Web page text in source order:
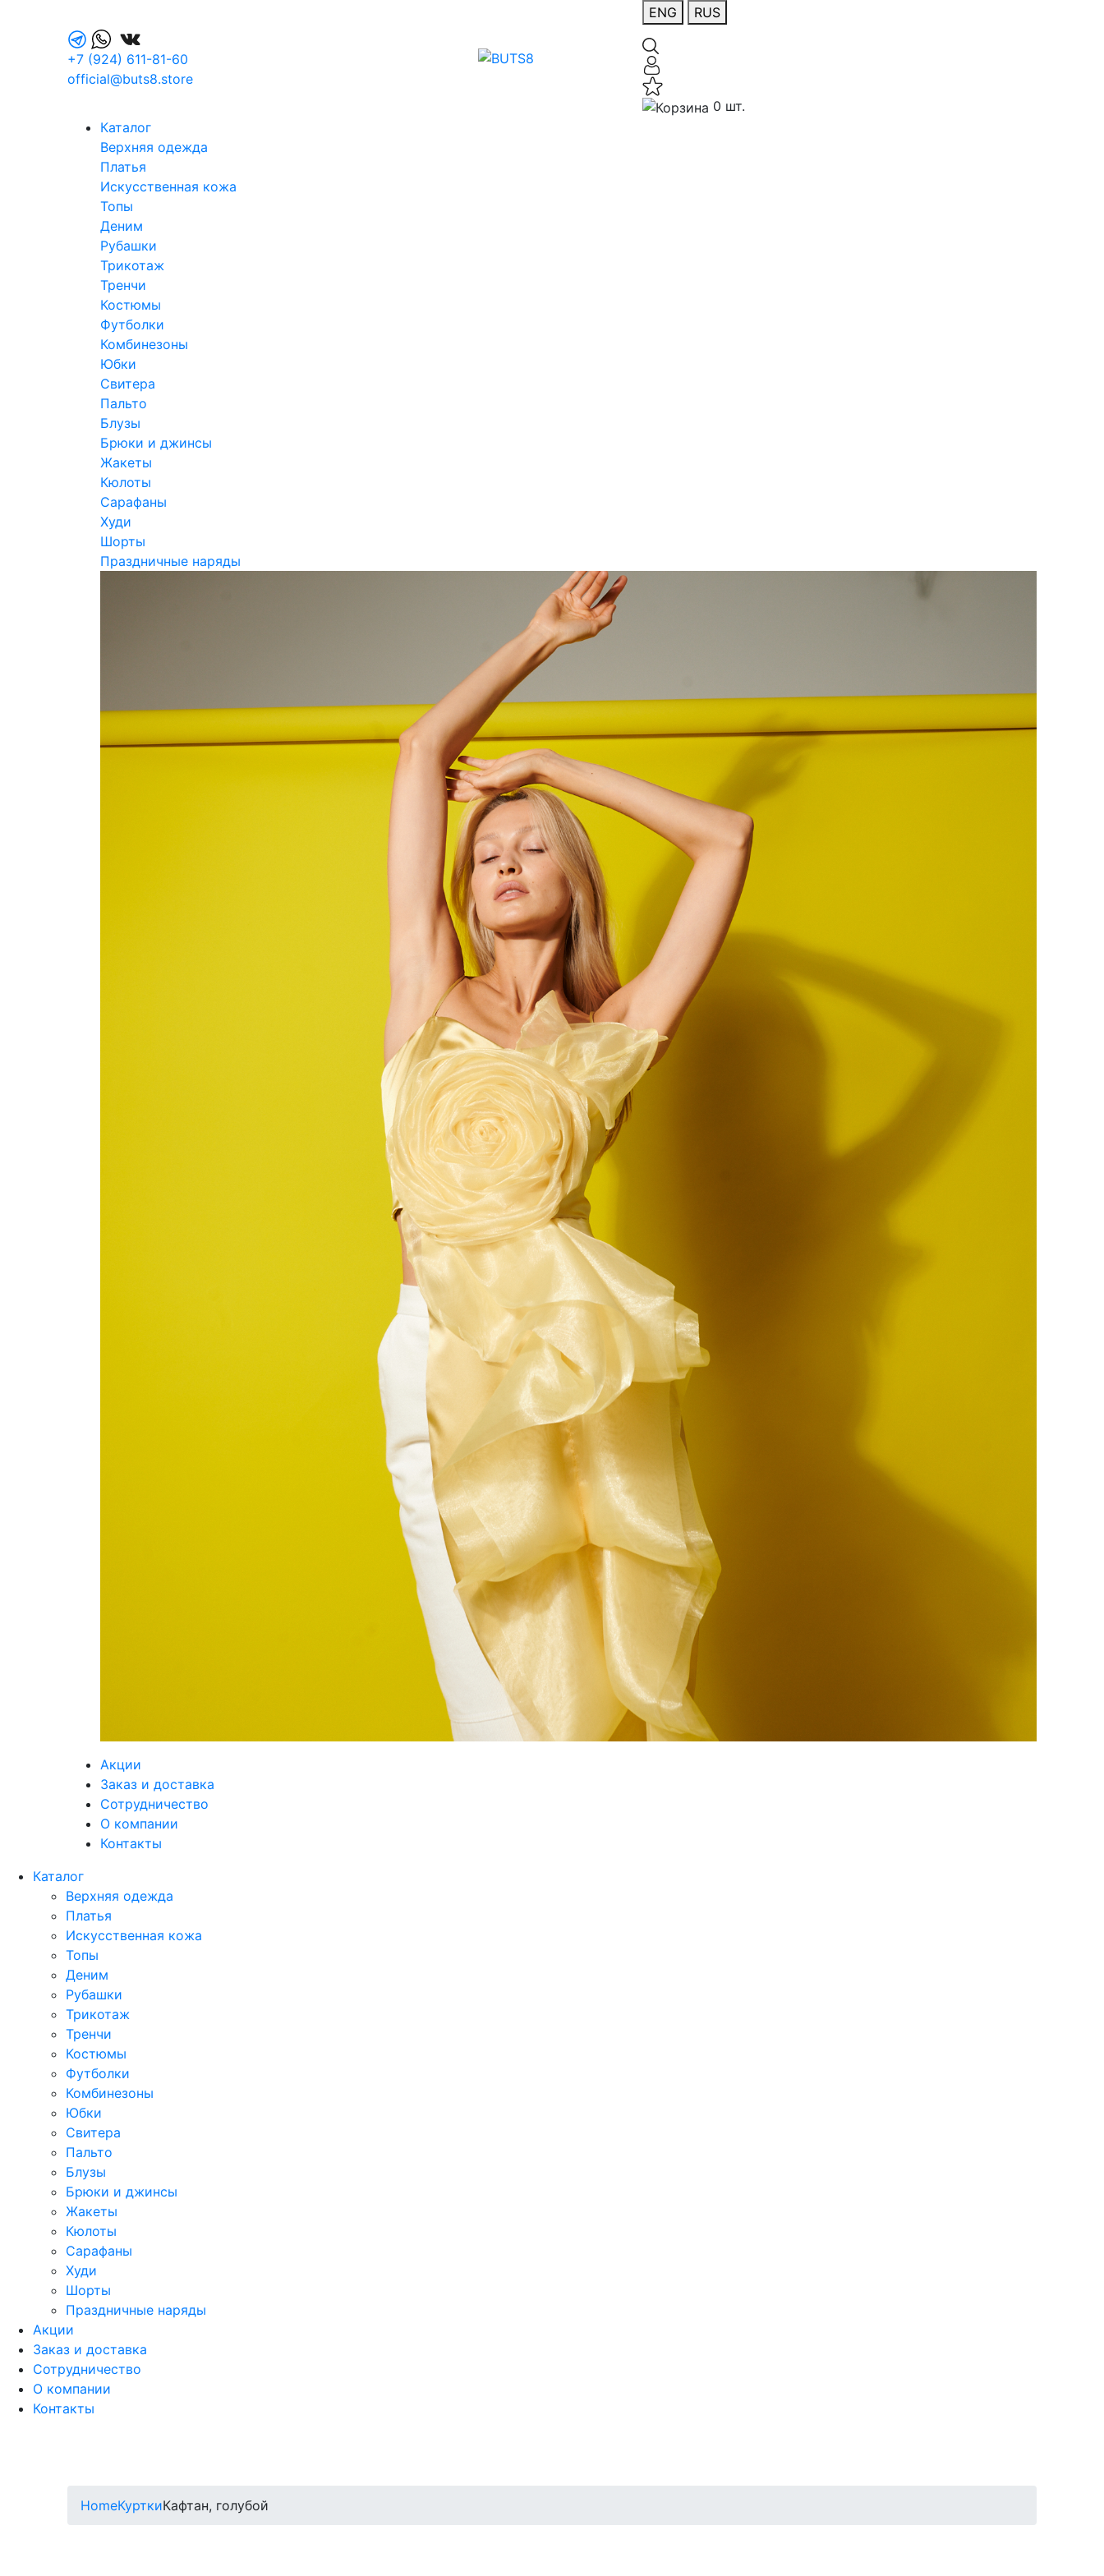
+7 (924) 611-81-60
official@buts8.store
ENG RUS
0 шт.
Каталог
Верхняя одежда
Платья
Искусственная кожа
Топы
Деним
Рубашки
Трикотаж
Тренчи
Костюмы
Футболки
Комбинезоны
Юбки
Свитера
Пальто
Блузы
Брюки и джинсы
Жакеты
Кюлоты
Сарафаны
Худи
Шорты
Праздничные наряды
Акции
Заказ и доставка
Сотрудничество
О компании
Контакты
Каталог
Верхняя одежда
Платья
Искусственная кожа
Топы
Деним
Рубашки
Трикотаж
Тренчи
Костюмы
Футболки
Комбинезоны
Юбки
Свитера
Пальто
Блузы
Брюки и джинсы
Жакеты
Кюлоты
Сарафаны
Худи
Шорты
Праздничные наряды
Акции
Заказ и доставка
Сотрудничество
О компании
Контакты
HomeКурткиКафтан, голубой